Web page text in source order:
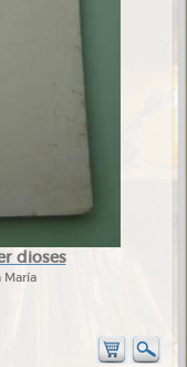
dioses
María